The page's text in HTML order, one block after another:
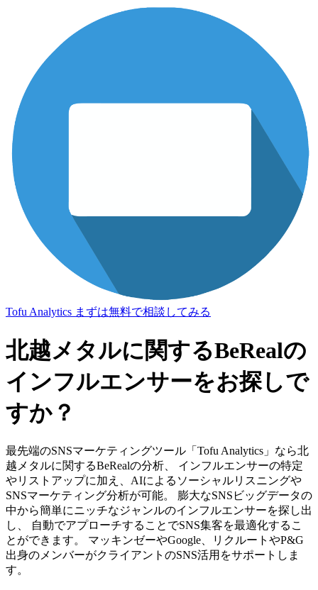
Tofu Analytics まずは無料で相談してみる
北越メタルに関するBeRealの
インフルエンサーをお探しで
すか？
最先端のSNSマーケティングツール「Tofu Analytics」なら北
越メタルに関するBeRealの分析、 インフルエンサーの特定
やリストアップに加え、AIによるソーシャルリスニングや
SNSマーケティング分析が可能。 膨大なSNSビッグデータの
中から簡単にニッチなジャンルのインフルエンサーを探し出
し、 自動でアプローチすることでSNS集客を最適化するこ
とができます。 マッキンゼーやGoogle、リクルートやP&G
出身のメンバーがクライアントのSNS活用をサポートしま
す。